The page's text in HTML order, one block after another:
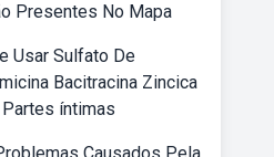
Presentes No Mapa
Usar Sulfato De
Bacitracina Zincica
íntimas